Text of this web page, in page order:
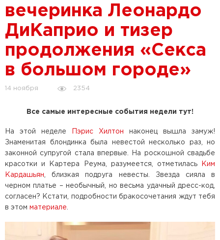
вечеринка Леонардо
ДиКаприо и тизер
продолжения «Секса
в большом городе»
14 ноября 2354
Все самые интересные события недели тут!
На этой неделе Пэрис Хилтон наконец вышла замуж!
Знаменитая блондинка была невестой несколько раз, но
законной супругой стала впервые. На роскошной свадьбе
красотки и Картера Реума, разумеется, отметилась
Ким
Кардашьян , близкая подруга невесты. Звезда сияла в
черном платье – необычный, но весьма удачный дресс-код,
согласен? Кстати, подробности бракосочетания ждут тебя
в этом материале